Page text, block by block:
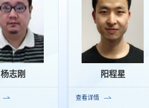
杨志刚 阳程星
查看详情